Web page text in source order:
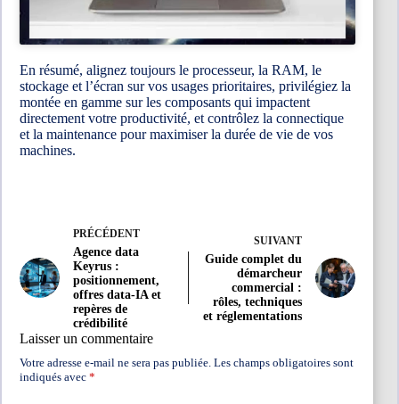
En résumé, alignez toujours le processeur, la RAM, le
stockage et l’écran sur vos usages prioritaires, privilégiez la
montée en gamme sur les composants qui impactent
directement votre productivité, et contrôlez la connectique
et la maintenance pour maximiser la durée de vie de vos
machines.
PRÉCÉDENT
Agence data
Keyrus :
positionnement,
offres data-IA et
repères de
crédibilité
SUIVANT
Guide complet du
démarcheur
commercial :
rôles, techniques
et réglementations
Laisser un commentaire
Votre adresse e-mail ne sera pas publiée. Les champs obligatoires sont
indiqués avec *